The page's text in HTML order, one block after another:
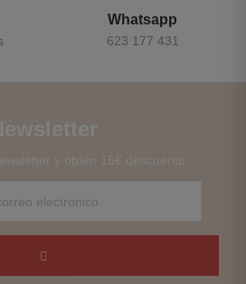
Whatsapp
623 177 431
y obtén 15€ descuento